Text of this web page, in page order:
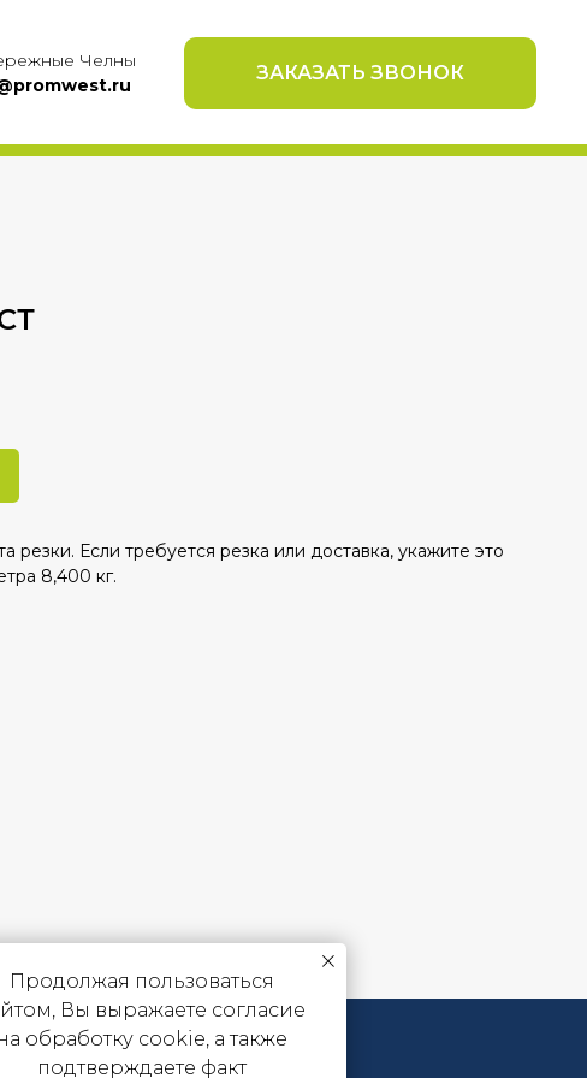
Челны
ЗАКАЗАТЬ ЗВОНОК
резки. Если требуется резка или доставка, укажите это
8,400 кг.
Продолжая пользоваться
Вы выражаете согласие
на обработку cookie, а также
подтверждаете факт